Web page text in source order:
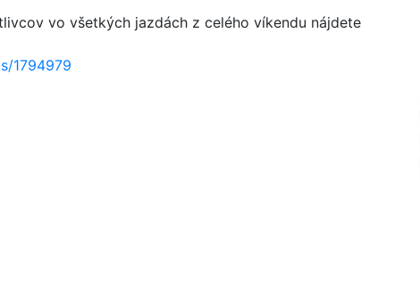
vo všetkých jazdách z celého víkendu nájdete
1794979